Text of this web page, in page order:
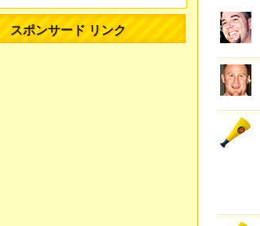
スポンサード リンク